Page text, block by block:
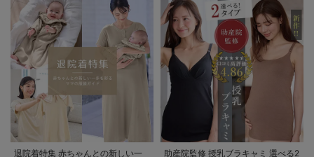
退院着特集 赤ちゃんとの新しい一 助産院監修 授乳ブラキャミ 選べる2